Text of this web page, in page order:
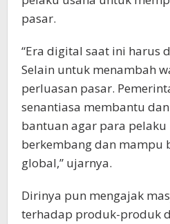
pasar.
“Era digital saat ini harus
Selain untuk menambah
perluasan pasar.
senantiasa membantu
bantuan agar para pelaku
berkembang dan mampu
global,” ujarnya.
Dirinya pun mengajak
terhadap produk-produk